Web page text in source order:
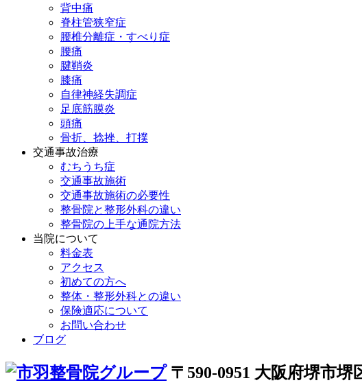
背中痛
脊柱管狭窄症
腰椎分離症・すべり症
腰痛
腱鞘炎
膝痛
自律神経失調症
足底筋膜炎
頭痛
骨折、捻挫、打撲
交通事故治療
むちうち症
交通事故施術
交通事故施術の必要性
整骨院と整形外科の違い
整骨院の上手な通院方法
当院について
料金表
アクセス
初めての方へ
整体・整形外科との違い
保険適応について
お問い合わせ
ブログ
〒590-0951 大阪府堺市